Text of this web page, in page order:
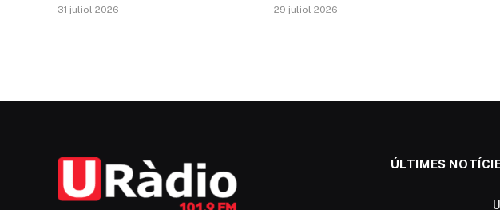
31 juliol 2026 29 juliol 2026
ÚLTIMES